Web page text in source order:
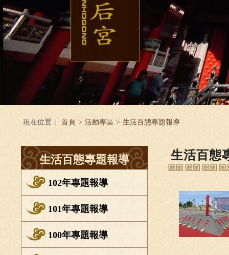
現在位置： 首頁 > 活動專區 > 生活百態專題報導
生活百態專題報導
102年專題報導
101年專題報導
100年專題報導
生活百態